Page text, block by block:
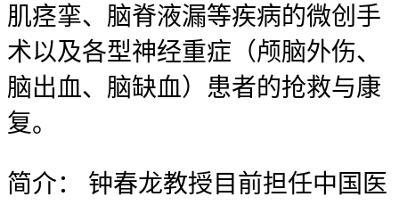
肌痉挛、脑脊液漏等疾病的微创手
术以及各型神经重症（颅脑外伤、
脑出血、脑缺血）患者的抢救与康
复。
简介：
钟春龙教授目前担任中国医